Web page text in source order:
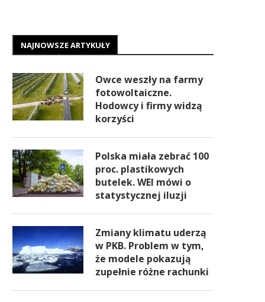
NAJNOWSZE ARTYKUŁY
Owce weszły na farmy
fotowoltaiczne.
Hodowcy i firmy widzą
korzyści
Polska miała zebrać 100
proc. plastikowych
butelek. WEI mówi o
statystycznej iluzji
Zmiany klimatu uderzą
w PKB. Problem w tym,
że modele pokazują
zupełnie różne rachunki